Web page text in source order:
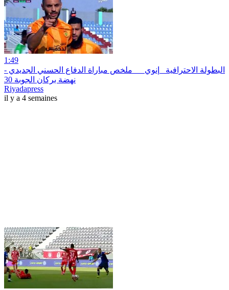
1:49
البطولة الاحترافية _إنوي_ _ ملخص مباراة الدفاع الحسني الجديدي -
نهضة بركان الجوبة 30
Riyadapress
il y a 4 semaines